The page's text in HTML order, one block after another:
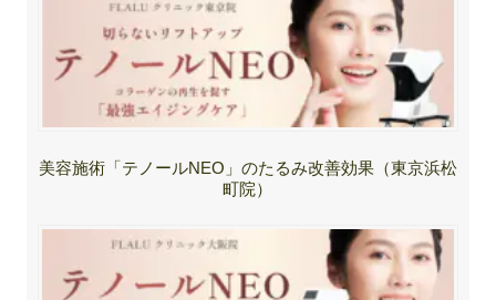
美容施術「テノールNEO」のたるみ改善効果（東京浜松
町院）